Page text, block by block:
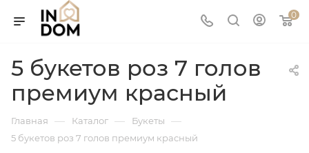
0
5 букетов роз 7 голов
премиум красный
Главная — Каталог — Букеты —
5 букетов роз 7 голов премиум красный